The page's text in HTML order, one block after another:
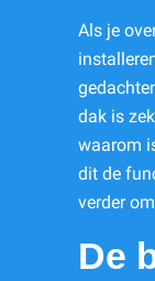
Als je
dak is
waarom
dit de
verder
De